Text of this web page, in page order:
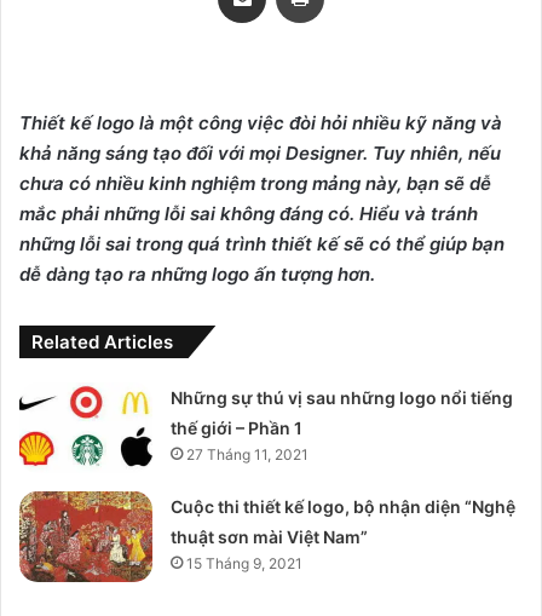
Thiết kế logo là một công việc đòi hỏi nhiều kỹ năng và
khả năng sáng tạo đối với mọi Designer. Tuy nhiên, nếu
chưa có nhiều kinh nghiệm trong mảng này, bạn sẽ dễ
mắc phải những lỗi sai không đáng có. Hiểu và tránh
những lỗi sai trong quá trình thiết kế sẽ có thể giúp bạn
dễ dàng tạo ra những logo ấn tượng hơn.
Related Articles
Những sự thú vị sau những logo nổi tiếng
thế giới – Phần 1
27 Tháng 11, 2021
Cuộc thi thiết kế logo, bộ nhận diện “Nghệ
thuật sơn mài Việt Nam”
15 Tháng 9, 2021